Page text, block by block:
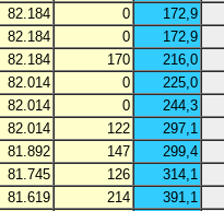
82.184 0
172,9
82.184 0
172,9
82.184 170
216,0
82.014 0
225,0
82.014 0
244,3
82.014 122
297,1
81.892 147
299,4
81.745 126
314,1
81.619 214
391,1